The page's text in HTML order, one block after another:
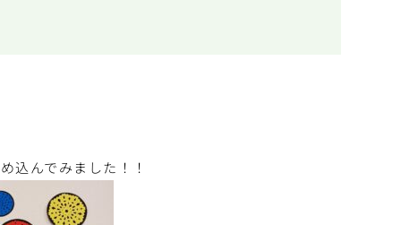
込んでみました！！